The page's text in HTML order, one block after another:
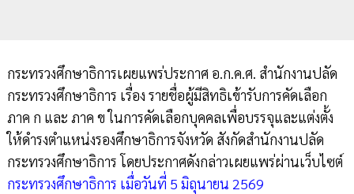
กระทรวงศึกษาธิการเผยแพร่ประกาศ อ.ก.ค.ศ. สำนักงานปลัด
กระทรวงศึกษาธิการ เรื่อง รายชื่อผู้มีสิทธิเข้ารับการคัดเลือก
ภาค ก และ ภาค ข ในการคัดเลือกบุคคลเพื่อบรรจุและแต่งตั้ง
ให้ดำรงตำแหน่งรองศึกษาธิการจังหวัด สังกัดสำนักงานปลัด
กระทรวงศึกษาธิการ โดยประกาศดังกล่าวเผยแพร่ผ่านเว็บไซต์
กระทรวงศึกษาธิการ เมื่อวันที่ 5 มิถุนายน 2569